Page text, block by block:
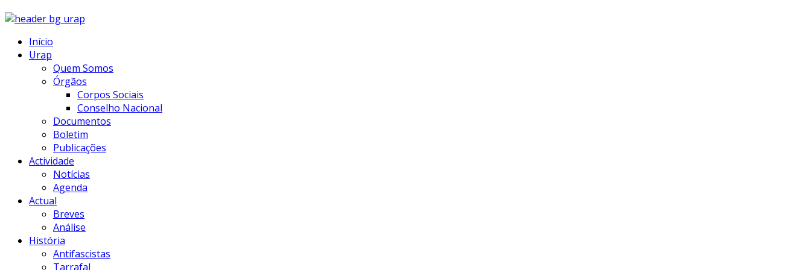
Início
Urap
Quem Somos
Órgãos
Corpos Sociais
Conselho Nacional
Documentos
Boletim
Publicações
Actividade
Notícias
Agenda
Actual
Breves
Análise
História
Antifascistas
Tarrafal